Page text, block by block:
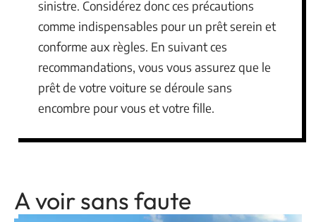
sinistre. Considérez donc ces précautions
comme indispensables pour un prêt serein et
conforme aux règles. En suivant ces
recommandations, vous vous assurez que le
prêt de votre voiture se déroule sans
encombre pour vous et votre fille.
A voir sans faute